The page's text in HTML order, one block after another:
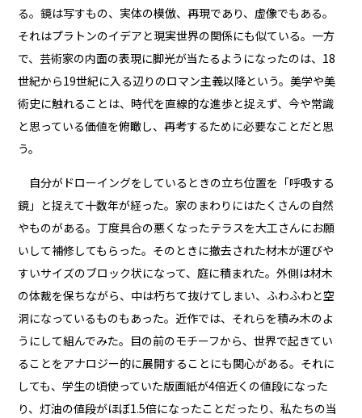
る。鏡は写すもの、実体の模倣、再現であり、虚像でもある。
それはプラトンのイデアと現実世界の関係にも似ている。一方
で、芸術家の内面の表現に脚光が当たるようになったのは、18
世紀から19世紀に入る辺りのロマン主義以降という。美学や美
術史に触れることは、時代を直線的な進歩と捉えず、今や常識
と思っている価値を俯瞰し、再考するために必要なことだと思
う。
自分がドローイングをしているときの立ち位置を「呼吸する
鏡」と捉えて十数年が経った。家のまわりにはたくさんの自然
やものがある。丁度具合の悪くなったテラスを大工さんにお願
いして補修してもらった。そのときに撤去された材木が運びや
すいサイズのブロック状になって、庭に積まれた。外側は材木
の体裁を保ちながら、中は朽ちて抜けてしまい、ふわふわと空
洞になっているものもあった。近作では、それらを積み木のよ
うにして組んでみた。目の前のモチーフから、世界で起きてい
ることをアナロジー的に展開することにも関心がある。それに
しても、学生の頃使っていた版画紙が4倍近くの値段になった
り、灯油の値段がほぼ1.5倍になったことだったり、私たちの当